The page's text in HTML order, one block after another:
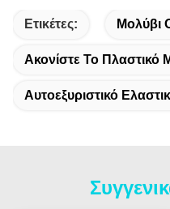
Ετικέτες: Μολύβι
Ακονίστε Το Πλαστικό
Αυτοεξυριστικό